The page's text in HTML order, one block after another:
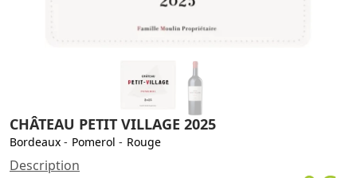
CHÂTEAU PETIT VILLAGE 2025
Bordeaux - Pomerol - Rouge
Description